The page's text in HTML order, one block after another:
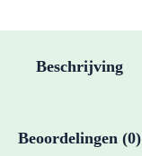
Beschrijving
Beoordelingen (0)